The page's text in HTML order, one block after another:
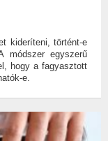
kideríteni, történt-e
módszer egyszerű
hogy a fagyasztott
e.